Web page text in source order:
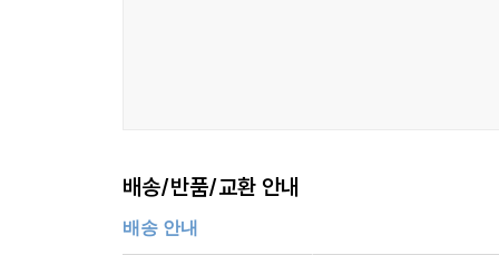
배송/반품/교환 안내
배송 안내